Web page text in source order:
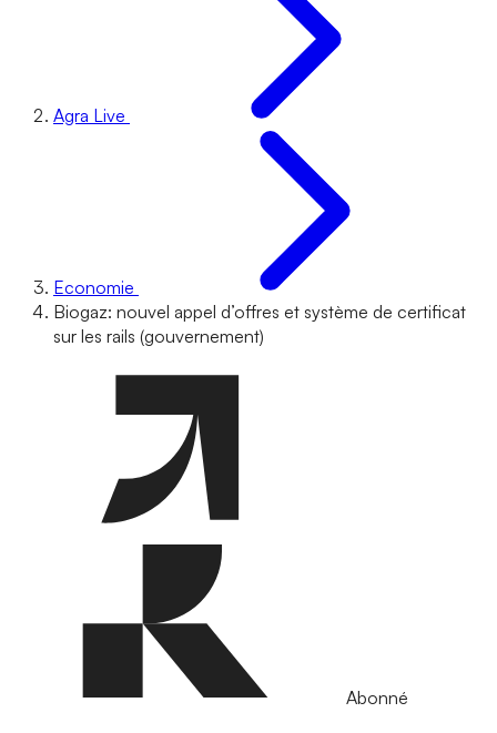
Agra Live
Economie
Biogaz: nouvel appel d’offres et système de certificat
sur les rails (gouvernement)
Abonné